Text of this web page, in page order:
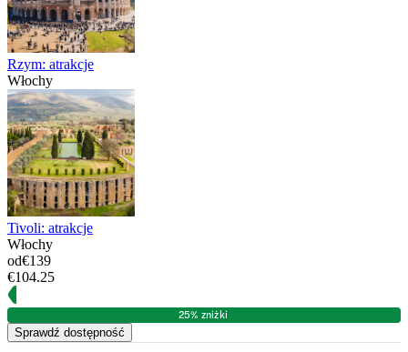
Rzym: atrakcje
Włochy
Tivoli: atrakcje
Włochy
od€139
€104.25
25% zniżki
Sprawdź dostępność